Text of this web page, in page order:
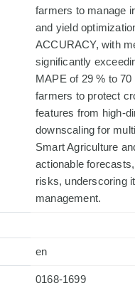
farmers to manage
and yield
ACCURACY, with
significantly
MAPE of 29 % to
farmers to protect
features from high-
downscaling for
Smart Agriculture
actionable
risks, underscoring
management.
en
0168-1699